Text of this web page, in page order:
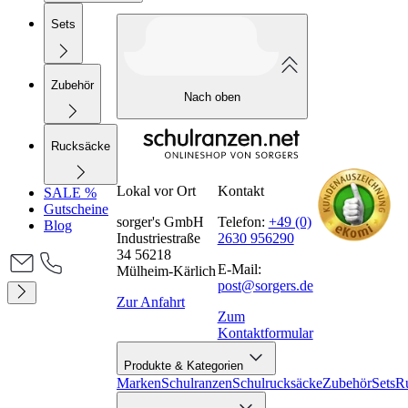
Sets
Zubehör
Rucksäcke
SALE %
Gutscheine
Blog
Nach oben
Lokal vor Ort
sorger's GmbH
Industriestraße
34 56218
Mülheim-Kärlich
Zur Anfahrt
Kontakt
Telefon: +49 (0)
2630 956290
E-Mail:
post@sorgers.de
Zum
Kontaktformular
Produkte & Kategorien
MarkenSchulranzenSchulrucksäckeZubehörSets